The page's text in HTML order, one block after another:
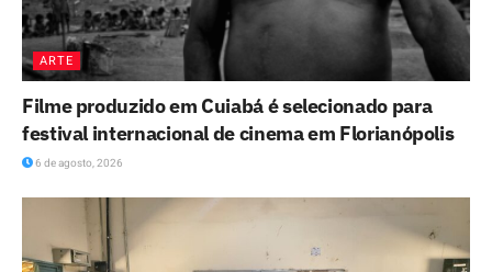
ARTE
Filme produzido em Cuiabá é selecionado para
festival internacional de cinema em Florianópolis
6 de agosto, 2026